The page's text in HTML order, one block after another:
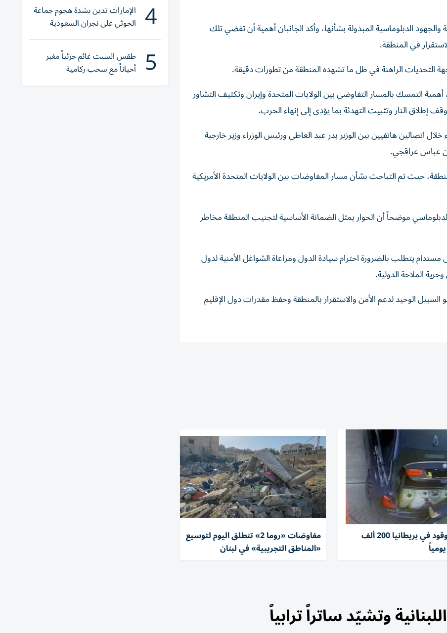
الدبلوماسية المبذولة بشأنها، وأكد الجانبان أهمية أن تفضي تلك
في المنطقة.
التحديات الراهنة في ظل ما تشهده المنطقة من تطورات دقيقة.
التمسك بالمسار التفاوضي بين الولايات المتحدة وإيران وتكثيف التشاور
إطلاق النار وتثبيت التهدئة بما يؤدى إلى إنهاء الحرب.
اتصالين هاتفيين بين الوزير بدر عبد العاطي ورئيس الوزراء وزير خارجية
عباس عراقجي.
حيث تم التباحث بشأن مسار المفاوضات بين الولايات المتحدة الأمريكية
موضحاً أن الحوار يمثل الضمانة الأساسية لتجنيب المنطقة مخاطر
مستدام يتطلب بالضرورة احترام سيادة الدول ومراعاة الشواغل الأمنية لدول
الملاحة الدولية.
الوحيد لدعم الأمن والاستقرار بالمنطقة وحفظ مقدرات دول الإقليم
سرقات الوقود في بريطانيا 200 ألف مفاوضات «روما 2» تنطلق اليوم لتوسيع
«المناطق التجريبية» في لبنان
وتشيّد ساتراً ترابياً
4 الإمارات تدين بشدة هجوم جماعة
الحوثي على نجران السعودية
5 طقس السبت غائم جزئياً مغبر
أحياناً مع سحب ركامية